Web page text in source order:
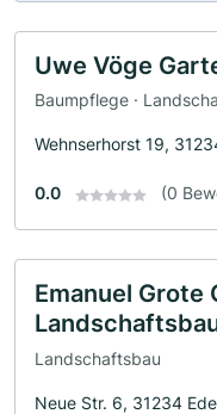
Uwe Vöge
Baumpflege ·
Wehnserhorst 19,
0.0 (0
Emanuel Grote
Landschaftsbau
Neue Str. 6, 31234